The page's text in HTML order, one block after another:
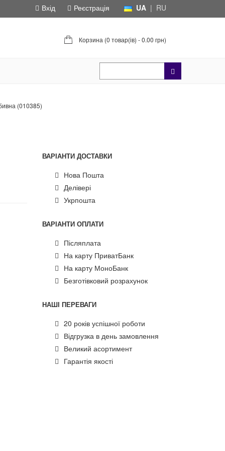
UA | RU
Вхід Реєстрація
Корзина (0 товар(ів) - 0.00 грн)
(010385)
ВАРІАНТИ ДОСТАВКИ
Нова Пошта
Делівері
Укрпошта
ВАРІАНТИ ОПЛАТИ
Післяплата
На карту ПриватБанк
На карту МоноБанк
Безготівковий розрахунок
НАШІ ПЕРЕВАГИ
20 років успішної роботи
Відгрузка в день замовлення
Великий асортимент
Гарантія якості